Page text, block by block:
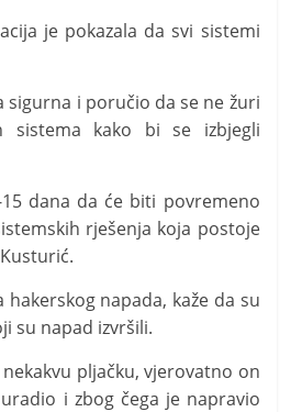
je pokazala da svi sistemi
sigurna i poručio da se ne žuri
sistema kako bi se izbjegli
dana da će biti povremeno
rješenja koja postoje
napada, kaže da su
su napad izvršili.
pljačku, vjerovatno on
i zbog čega je napravio